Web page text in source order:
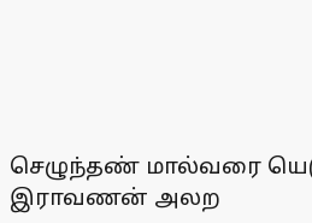
செழுந்தண் மால்வரை
இராவணன் அலற